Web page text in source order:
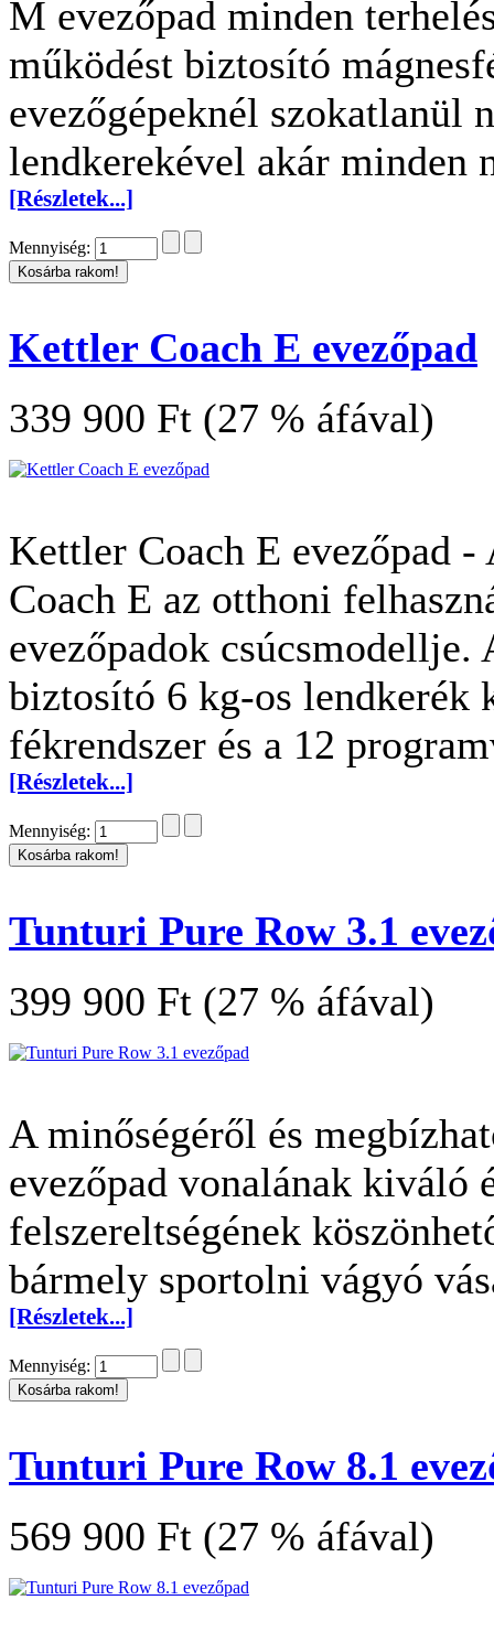
M evezőpad minden
működést biztosító
evezőgépeknél szokatlanül
lendkerekével akár minden
[Részletek...]
Mennyiség:
Kettler Coach E evezőpad
339 900 Ft (27 % áfával)
Kettler Coach E evezőpad
Coach E az otthoni
evezőpadok
biztosító 6 kg-os lendkerék
fékrendszer és a 12
[Részletek...]
Mennyiség:
Tunturi Pure Row 3.1
399 900 Ft (27 % áfával)
A minőségéről és
evezőpad vonalának kiváló
felszereltségének
bármely sportolni vágyó
[Részletek...]
Mennyiség:
Tunturi Pure Row 8.1
569 900 Ft (27 % áfával)